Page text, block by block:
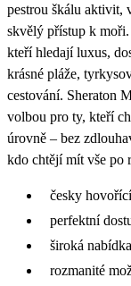
pestrou škálu aktivit,
skvělý přístup k
kteří hledají luxus,
krásné pláže,
cestování. Sheraton
volbou pro ty, kteří
úrovně – bez
kdo chtějí mít vše po
česky
perfektní
široká
rozmanité